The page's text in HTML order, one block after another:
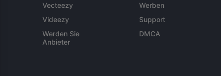
Vecteezy
Videezy
Werden Sie
Anbieter
Werben
Support
DMCA